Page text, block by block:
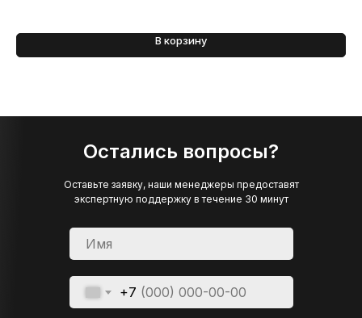
В корзину
Остались вопросы?
+7
Оставьте заявку, наши менеджеры предоставят
экспертную поддержку в течение 30 минут